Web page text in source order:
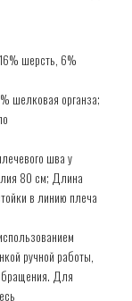
шерсть, 6%
шелковая органза;
шва у
80 см; Длина
в линию плеча
ручной работы,
Для